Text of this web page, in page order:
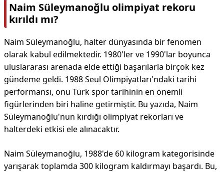
Naim Süleymanoğlu olimpiyat rekoru
kırıldı mı?
Naim Süleymanoğlu, halter dünyasında bir fenomen
olarak kabul edilmektedir. 1980'ler ve 1990'lar boyunca
uluslararası arenada elde ettiği başarılarla birçok kez
gündeme geldi. 1988 Seul Olimpiyatları'ndaki tarihi
performansı, onu Türk spor tarihinin en önemli
figürlerinden biri haline getirmiştir. Bu yazıda, Naim
Süleymanoğlu'nun kırdığı olimpiyat rekorları ve
halterdeki etkisi ele alınacaktır.
Naim Süleymanoğlu, 1988'de 60 kilogram kategorisinde
yarışarak toplamda 300 kilogram kaldırmayı başardı. Bu,